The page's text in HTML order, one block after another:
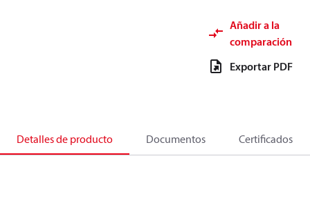
Añadir a la
comparación
Exportar PDF
Detalles de producto Documentos Certificados